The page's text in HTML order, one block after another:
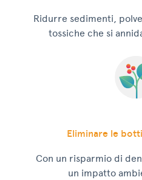
Ridurre sedimenti,
tossiche che si
Eliminare le
Con un risparmio di
un impatto